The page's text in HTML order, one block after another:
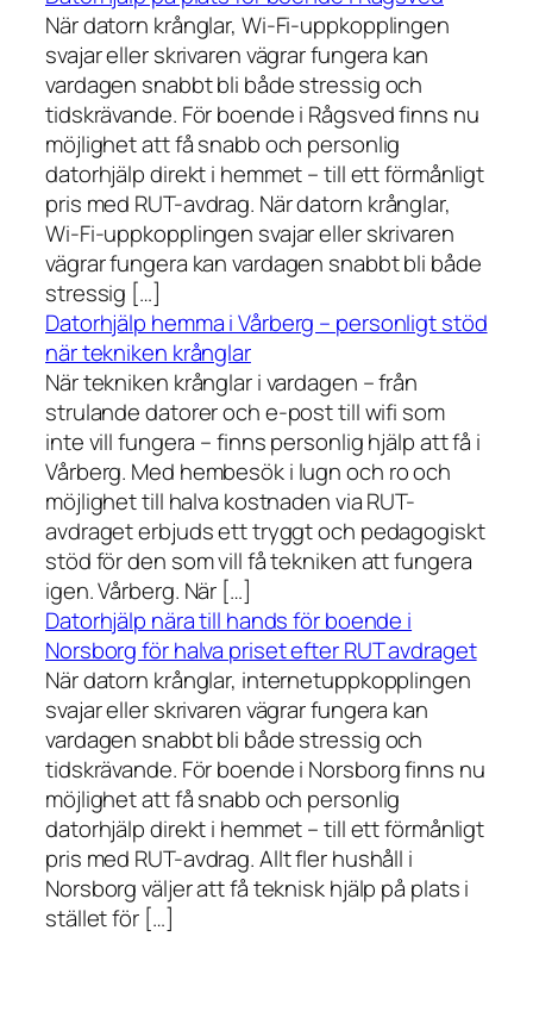
När datorn krånglar, Wi-Fi-uppkopplingen
svajar eller skrivaren vägrar fungera kan
vardagen snabbt bli både stressig och
tidskrävande. För boende i Rågsved finns nu
möjlighet att få snabb och personlig
datorhjälp direkt i hemmet – till ett förmånligt
pris med RUT-avdrag. När datorn krånglar,
Wi-Fi-uppkopplingen svajar eller skrivaren
vägrar fungera kan vardagen snabbt bli både
stressig […]
Datorhjälp hemma i Vårberg – personligt stöd
när tekniken krånglar
När tekniken krånglar i vardagen – från
strulande datorer och e-post till wifi som
inte vill fungera – finns personlig hjälp att få i
Vårberg. Med hembesök i lugn och ro och
möjlighet till halva kostnaden via RUT-
avdraget erbjuds ett tryggt och pedagogiskt
stöd för den som vill få tekniken att fungera
igen. Vårberg. När […]
Datorhjälp nära till hands för boende i
Norsborg för halva priset efter RUT avdraget
När datorn krånglar, internetuppkopplingen
svajar eller skrivaren vägrar fungera kan
vardagen snabbt bli både stressig och
tidskrävande. För boende i Norsborg finns nu
möjlighet att få snabb och personlig
datorhjälp direkt i hemmet – till ett förmånligt
pris med RUT-avdrag. Allt fler hushåll i
Norsborg väljer att få teknisk hjälp på plats i
stället för […]